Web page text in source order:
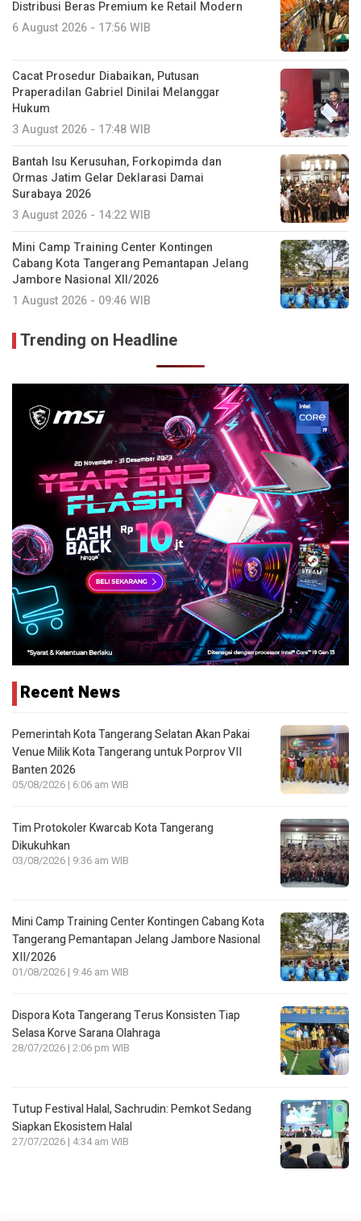
Distribusi Beras Premium ke Retail Modern
6 August 2026 - 17:56 WIB
Cacat Prosedur Diabaikan, Putusan
Praperadilan Gabriel Dinilai Melanggar
Hukum
3 August 2026 - 17:48 WIB
Bantah Isu Kerusuhan, Forkopimda dan
Ormas Jatim Gelar Deklarasi Damai
Surabaya 2026
3 August 2026 - 14:22 WIB
Mini Camp Training Center Kontingen
Cabang Kota Tangerang Pemantapan Jelang
Jambore Nasional XII/2026
1 August 2026 - 09:46 WIB
Trending on Headline
Recent News
Pemerintah Kota Tangerang Selatan Akan Pakai
Venue Milik Kota Tangerang untuk Porprov VII
Banten 2026
05/08/2026 | 6:06 am WIB
Tim Protokoler Kwarcab Kota Tangerang
Dikukuhkan
03/08/2026 | 9:36 am WIB
Mini Camp Training Center Kontingen Cabang Kota
Tangerang Pemantapan Jelang Jambore Nasional
XII/2026
01/08/2026 | 9:46 am WIB
Dispora Kota Tangerang Terus Konsisten Tiap
Selasa Korve Sarana Olahraga
28/07/2026 | 2:06 pm WIB
Tutup Festival Halal, Sachrudin: Pemkot Sedang
Siapkan Ekosistem Halal
27/07/2026 | 4:34 am WIB